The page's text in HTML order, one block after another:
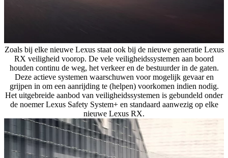
Zoals bij elke nieuwe Lexus staat ook bij de nieuwe generatie Lexus
RX veiligheid voorop. De vele veiligheidssystemen aan boord
houden continu de weg, het verkeer en de bestuurder in de gaten.
Deze actieve systemen waarschuwen voor mogelijk gevaar en
grijpen in om een aanrijding te (helpen) voorkomen indien nodig.
Het uitgebreide aanbod van veiligheidssystemen is gebundeld onder
de noemer Lexus Safety System+ en standaard aanwezig op elke
nieuwe Lexus RX.